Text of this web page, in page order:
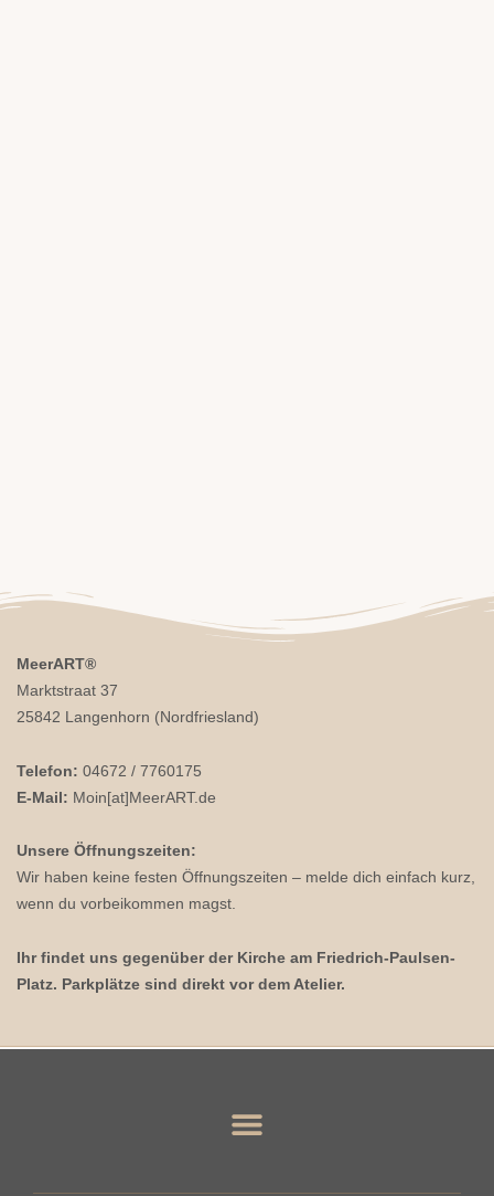
MeerART®
Marktstraat 37
25842 Langenhorn (Nordfriesland)
Telefon: 04672 / 7760175
E-Mail: Moin[at]MeerART.de
Unsere Öffnungszeiten:
Wir haben keine festen Öffnungszeiten – melde dich einfach kurz,
wenn du vorbeikommen magst.
Ihr findet uns gegenüber der Kirche am Friedrich-Paulsen-
Platz. Parkplätze sind direkt vor dem Atelier.